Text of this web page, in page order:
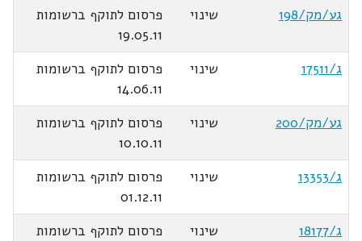
גע/מק/198
שינוי
פרסום לתוקף ברשומות
19.05.11
ג/17511
שינוי
פרסום לתוקף ברשומות
14.06.11
גע/מק/200
שינוי
פרסום לתוקף ברשומות
10.10.11
ג/13353
שינוי
פרסום לתוקף ברשומות
01.12.11
ג/18177
שינוי
פרסום לתוקף ברשומות